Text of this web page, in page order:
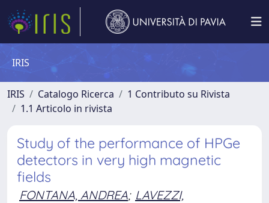
IRIS
IRIS Catalogo Ricerca
1 Contributo su Rivista
1.1 Articolo in rivista
Study of the performance of HPGe
detectors in very high magnetic
fields
FONTANA, ANDREA; LAVEZZI,